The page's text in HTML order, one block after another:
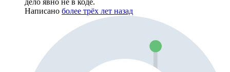
дело явно не в коде.
Написано более трёх лет назад